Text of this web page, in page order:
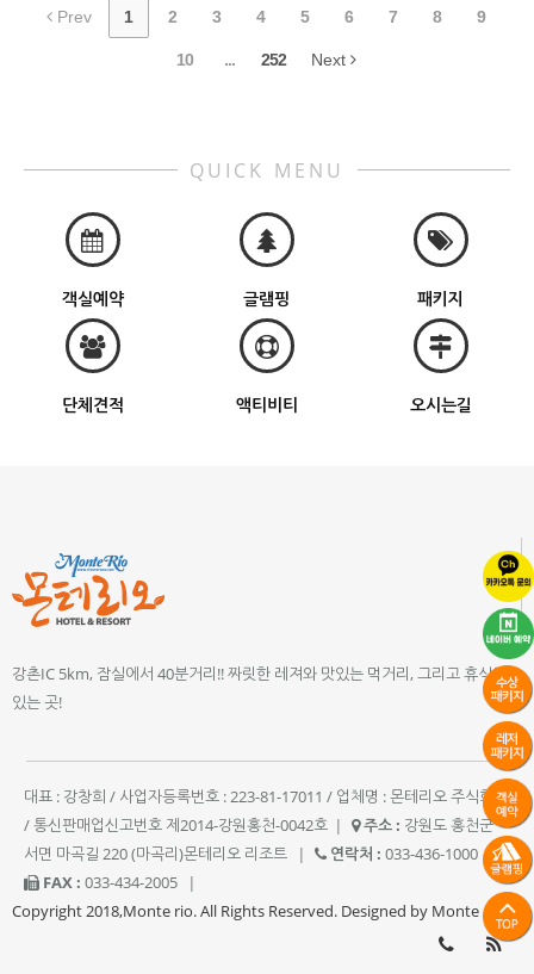
Prev 1 2 3 4 5 6 7 8 9
10 ... 252 Next
QUICK MENU
객실예약 글램핑 패키지
단체견적 액티비티 오시는길
강촌IC 5km, 잠실에서 40분거리!! 짜릿한 레져와 맛있는 먹거리, 그리고 휴식이
있는 곳!
대표 : 강창희 / 사업자등록번호 : 223-81-17011 / 업체명 : 몬테리오 주식회사
/ 통신판매업신고번호 제2014-강원홍천-0042호 | 주소 : 강원도 홍천군
서면 마곡길 220 (마곡리)몬테리오 리조트
| 연락처 : 033-436-1000
|
FAX : 033-434-2005
|
Copyright 2018,Monte rio. All Rights Reserved. Designed by Monte rio.